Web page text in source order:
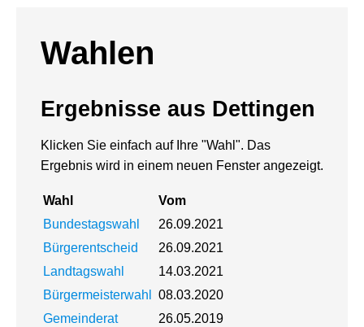
Wahlen
Ergebnisse aus Dettingen
Klicken Sie einfach auf Ihre "Wahl". Das
Ergebnis wird in einem neuen Fenster angezeigt.
Wahl
Vom
Bundestagswahl
26.09.2021
Bürgerentscheid
26.09.2021
Landtagswahl
14.03.2021
Bürgermeisterwahl
08.03.2020
Gemeinderat
26.05.2019